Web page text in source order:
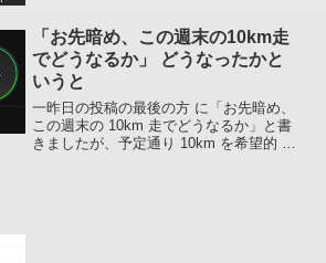
「お先暗め、この週末の10km走
でどうなるか」 どうなったかと
いうと
一昨日の投稿の最後の方 に「お先暗め、
この週末の 10km 走でどうなるか」と書
きましたが、予定通り 10km を希望的 M